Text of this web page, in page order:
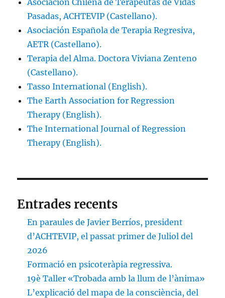
Pasadas, ACHTEVIP (Castellano).
Asociación Española de Terapia Regresiva,
AETR (Castellano).
Terapia del Alma. Doctora Viviana Zenteno
(Castellano).
Tasso International (English).
The Earth Association for Regression
Therapy (English).
The International Journal of Regression
Therapy (English).
Entrades recents
En paraules de Javier Berríos, president
d’ACHTEVIP, el passat primer de Juliol del
2026
Formació en psicoteràpia regressiva.
19è Taller «Trobada amb la llum de l’ànima»
L’explicació del mapa de la consciència, del